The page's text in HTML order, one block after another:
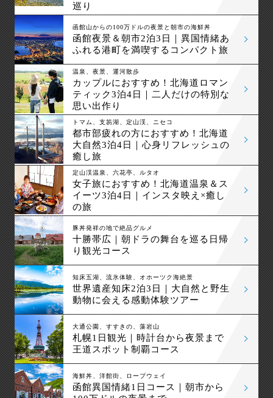
巡り
函館山からの100万ドルの夜景と朝市の海鮮丼
函館夜景＆朝市2泊3日｜異国情緒あ
ふれる港町を満喫するコンパクト旅
温泉、夜景、運河散歩
カップルにおすすめ！北海道ロマン
ティック3泊4日｜二人だけの特別な
思い出作り
トマム、支笏湖、定山渓、ニセコ
都市部疲れの方におすすめ！北海道
大自然3泊4日｜心身リフレッシュの
癒し旅
定山渓温泉、六花亭、ルタオ
女子旅におすすめ！北海道温泉＆ス
イーツ3泊4日｜インスタ映え×癒し
の旅
豚丼発祥の地で絶品グルメ
十勝帯広｜朝ドラの舞台を巡る日帰
り観光コース
知床五湖、流氷体験、オホーツク海絶景
世界遺産知床2泊3日｜大自然と野生
動物に会える感動体験ツアー
大通公園、すすきの、藻岩山
札幌1日観光｜時計台から夜景まで
王道スポット制覇コース
海鮮丼、洋館街、ロープウェイ
函館異国情緒1日コース｜朝市から